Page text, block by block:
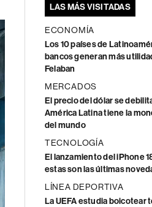
LAS MÁS VISITADAS
ECONOMÍA
Los 10 países de
bancos generan más
Felaban
MERCADOS
El precio del dólar se
América Latina tiene la
del mundo
TECNOLOGÍA
El lanzamiento del iPhone
estas son las últimas
LÍNEA DEPORTIVA
La UEFA estudia boicotear